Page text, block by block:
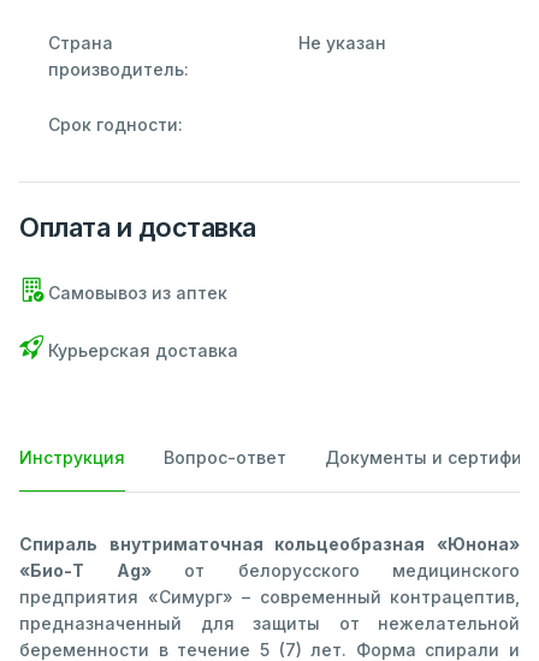
Страна
производитель:
Не указан
Срок годности:
Оплата и доставка
Самовывоз из аптек
Курьерская доставка
Инструкция Вопрос-ответ Документы и
Спираль внутриматочная кольцеобразная «Юнона»
«Био-Т Ag»от белорусского медицинского
предприятия «Симург» – современный контрацептив,
предназначенный для защиты от нежелательной
беременности в течение 5 (7) лет. Форма спирали и